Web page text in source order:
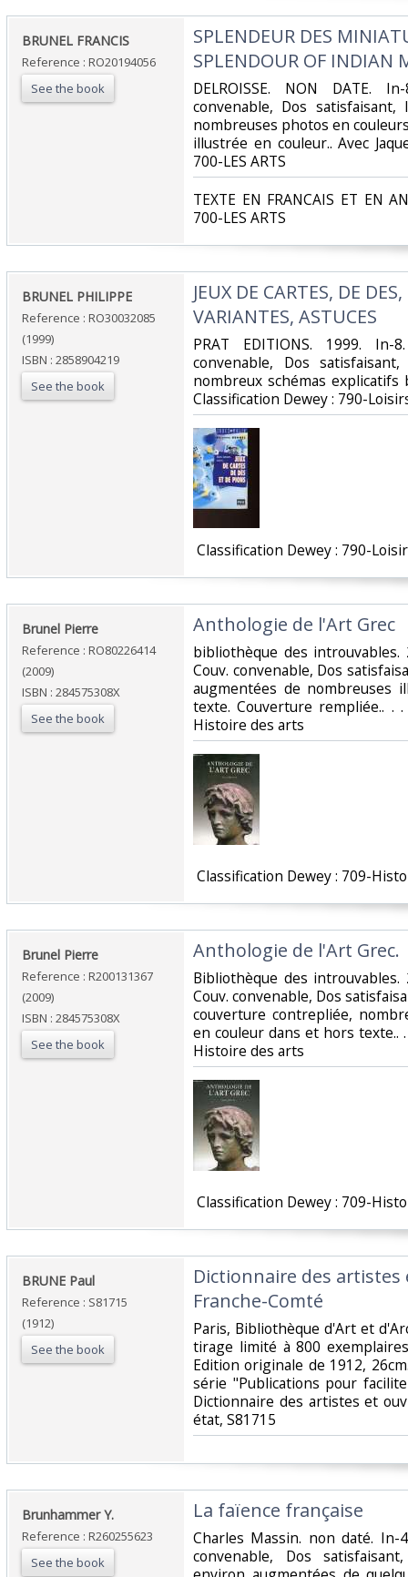
‎BRUNEL FRANCIS‎
Reference : RO20194056
See the book
‎SPLENDEUR DES
SPLENDOUR OF INDIAN
‎DELROISSE. NON DATE.
convenable, Dos
nombreuses photos en
illustrée en couleur.. Avec
700-LES ARTS‎
‎TEXTE EN FRANCAIS ET EN
700-LES ARTS‎
‎BRUNEL PHILIPPE‎
Reference : RO30032085
(1999)
ISBN : 2858904219
See the book
‎JEUX DE CARTES, DE
VARIANTES, ASTUCES‎
‎PRAT EDITIONS. 1999.
convenable, Dos
nombreux schémas explicatifs
Classification Dewey : 790-
Classification Dewey : 790-
‎Brunel Pierre‎
Reference : RO80226414
(2009)
ISBN : 284575308X
See the book
‎Anthologie de l'Art Grec‎
‎bibliothèque des introuvables.
Couv. convenable, Dos
augmentées de nombreuses
texte. Couverture rempliée.. .
Histoire des arts‎
Classification Dewey : 709-
‎Brunel Pierre‎
Reference : R200131367
(2009)
ISBN : 284575308X
See the book
‎Anthologie de l'Art Grec.‎
‎Bibliothèque des
Couv. convenable, Dos
couverture contrepliée,
en couleur dans et hors texte..
Histoire des arts‎
Classification Dewey : 709-
‎BRUNE Paul‎
Reference : S81715
(1912)
See the book
‎Dictionnaire des
Franche-Comté‎
‎Paris, Bibliothèque d'Art et
tirage limité à 800
Edition originale de 1912,
série "Publications pour
Dictionnaire des artistes et
état, S81715‎
‎Brunhammer Y.‎
Reference : R260255623
See the book
‎La faïence française‎
‎Charles Massin. non daté. In-
convenable, Dos